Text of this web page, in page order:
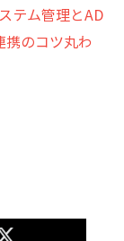
テム管理とAD
のコツ丸わ